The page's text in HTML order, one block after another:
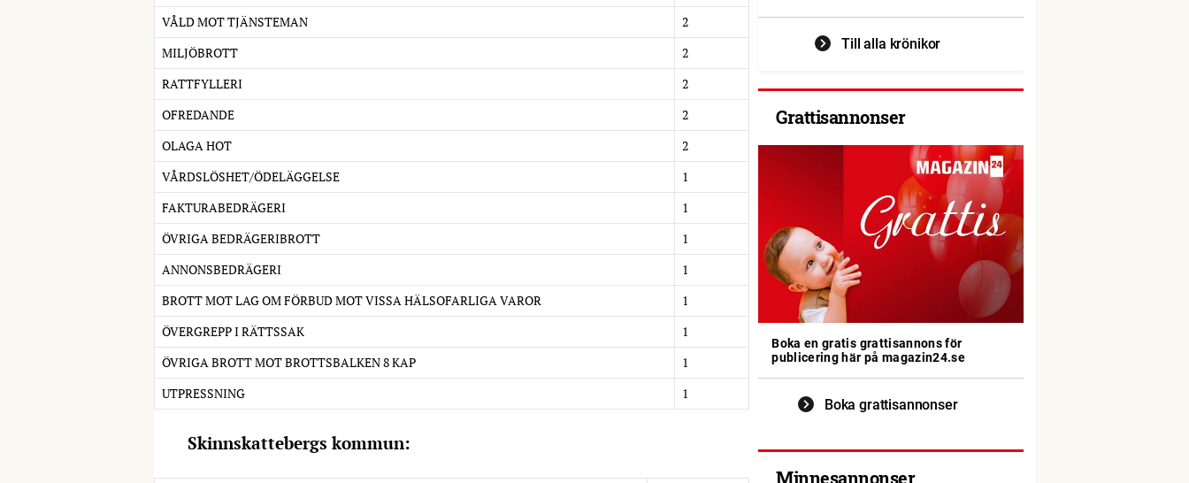
VÅLD MOT TJÄNSTEMAN
2
MILJÖBROTT
2
RATTFYLLERI
2
OFREDANDE
2
OLAGA HOT
2
VÅRDSLÖSHET/ÖDELÄGGELSE
1
FAKTURABEDRÄGERI
1
ÖVRIGA BEDRÄGERIBROTT
1
ANNONSBEDRÄGERI
1
BROTT MOT LAG OM FÖRBUD MOT VISSA HÄLSOFARLIGA VAROR
1
ÖVERGREPP I RÄTTSSAK
1
ÖVRIGA BROTT MOT BROTTSBALKEN 8 KAP
1
UTPRESSNING
1
Skinnskattebergs kommun:
Till alla krönikor
Grattisannonser
Boka en gratis grattisannons för
publicering här på magazin24.se
Boka grattisannonser
Minnesannonser